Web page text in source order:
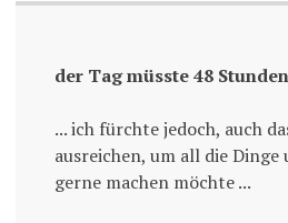
der Tag müsste 48
... ich fürchte jedoch, auch
ausreichen, um all die Dinge
gerne machen möchte ...